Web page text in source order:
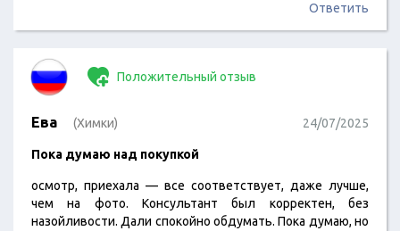
Ответить
Положительный отзыв
Ева (Химки) 24/07/2025
Пока думаю над покупкой
осмотр, приехала — все соответствует, даже лучше,
чем на фото. Консультант был корректен, без
назойливости. Дали спокойно обдумать. Пока думаю, но